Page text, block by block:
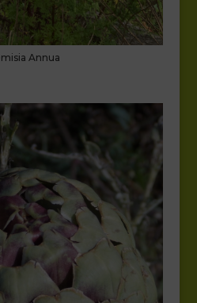
Annua